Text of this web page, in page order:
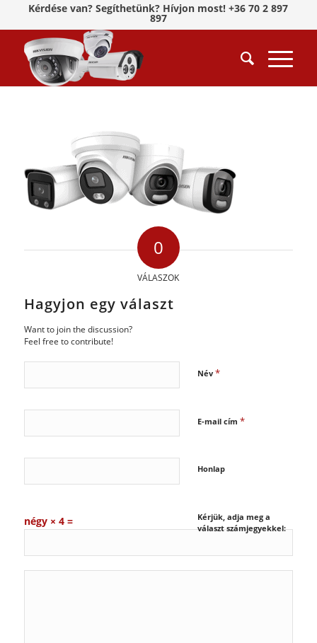
Kérdése van? Segíthetünk? Hívjon most! +36 70 2 897
897
0
VÁLASZOK
Hagyjon egy választ
Want to join the discussion?
Feel free to contribute!
Név *
E-mail cím *
Honlap
Kérjük, adja meg a
választ számjegyekkel:
négy × 4 =